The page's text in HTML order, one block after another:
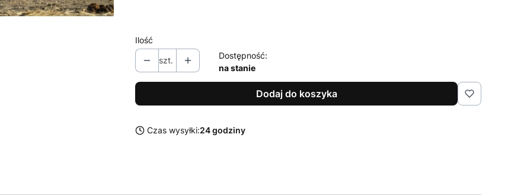
Ilość
szt.
Dostępność:
na stanie
Dodaj do koszyka
Czas wysyłki:24 godziny